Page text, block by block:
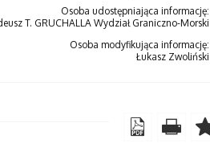
Osoba udostępniająca informację:
T. GRUCHALLA Wydział Graniczno-Morski
Osoba modyfikująca informację:
Łukasz Zwoliński